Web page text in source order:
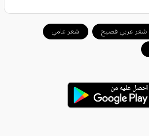
شعر عربي فصيح
شعر عامي